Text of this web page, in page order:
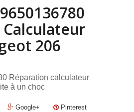
206
Réparation calculateur
à un choc
Google+ Pinterest